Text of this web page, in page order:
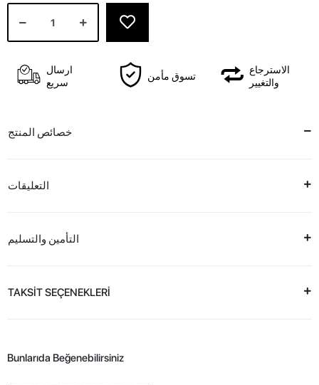
ارسال
سريع
تسوق مأمن
الاسترجاع
والتغيير
خصائص المنتج
التعليقات
التأمين والتسليم
TAKSİT SEÇENEKLERİ
Bunlarıda Beğenebilirsiniz